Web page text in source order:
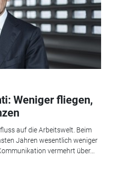
Weniger fliegen,
auf die Arbeitswelt. Beim
Jahren wesentlich weniger
vermehrt über...